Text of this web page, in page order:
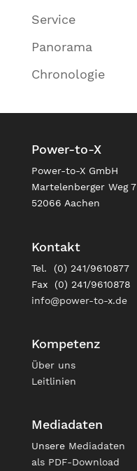
Service
Panorama
Chronologie
Power-to-X
Power-to-X GmbH
Martelenberger Weg 7
52066 Aachen
Kontakt
Tel. (0) 241/9610877
Fax (0) 241/9610878
info@power-to-x.de
Kompetenz
Über uns
Leitlinien
Mediadaten
Unsere Mediadaten
als PDF-Download